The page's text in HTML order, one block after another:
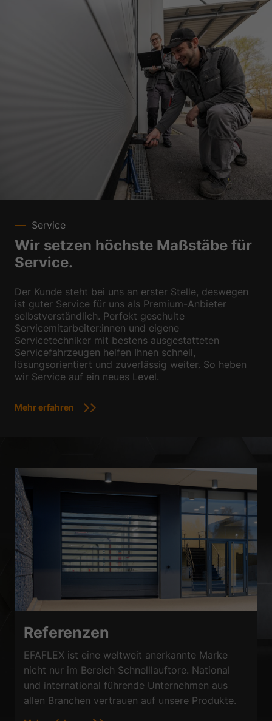
Service
Wir setzen höchste Maßstäbe für
Service.
Der Kunde steht bei uns an erster Stelle, deswegen
ist guter Service für uns als Premium-Anbieter
selbstverständlich. Perfekt geschulte
Servicemitarbeiter:innen und eigene
Servicetechniker mit bestens ausgestatteten
Servicefahrzeugen helfen Ihnen schnell,
lösungsorientiert und zuverlässig weiter. So heben
wir Service auf ein neues Level.
Mehr erfahren
Referenzen
EFAFLEX ist eine weltweit anerkannte Marke
nicht nur im Bereich Schnelllauftore. National
und international führende Unternehmen aus
allen Branchen vertrauen auf unsere Produkte.